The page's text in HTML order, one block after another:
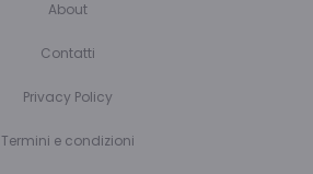
About
Contatti
Privacy Policy
Termini e condizioni